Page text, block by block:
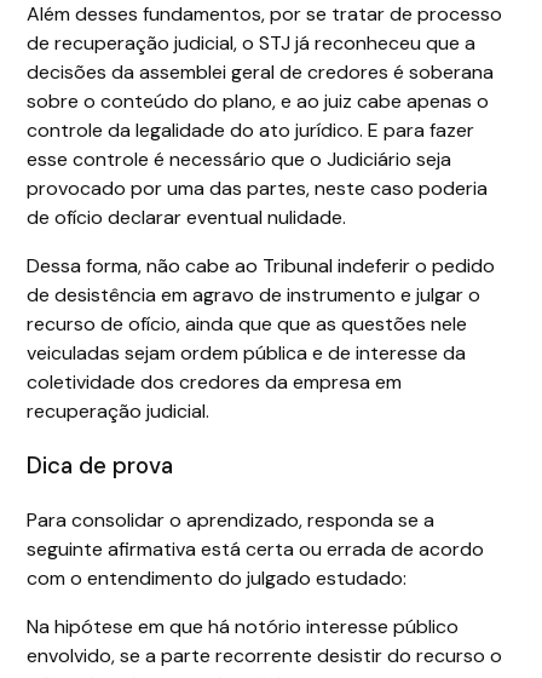
Além desses fundamentos, por se tratar de processo
de recuperação judicial, o STJ já reconheceu que a
decisões da assemblei geral de credores é soberana
sobre o conteúdo do plano, e ao juiz cabe apenas o
controle da legalidade do ato jurídico. E para fazer
esse controle é necessário que o Judiciário seja
provocado por uma das partes, neste caso poderia
de ofício declarar eventual nulidade.
Dessa forma, não cabe ao Tribunal indeferir o pedido
de desistência em agravo de instrumento e julgar o
recurso de ofício, ainda que que as questões nele
veiculadas sejam ordem pública e de interesse da
coletividade dos credores da empresa em
recuperação judicial.
Dica de prova
Para consolidar o aprendizado, responda se a
seguinte afirmativa está certa ou errada de acordo
com o entendimento do julgado estudado:
Na hipótese em que há notório interesse público
envolvido, se a parte recorrente desistir do recurso o